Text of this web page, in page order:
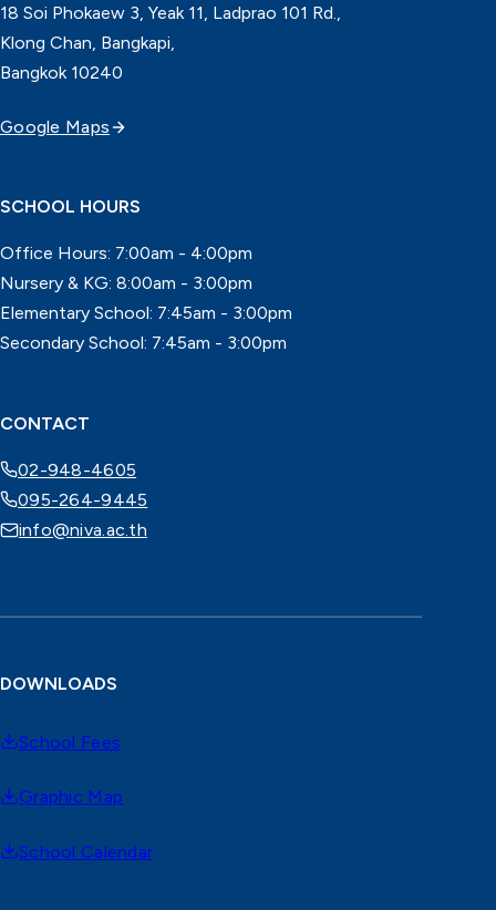
18 Soi Phokaew 3, Yeak 11, Ladprao 101 Rd.,
Klong Chan, Bangkapi,
Bangkok 10240
Google Maps
SCHOOL HOURS
Office Hours: 7:00am - 4:00pm
Nursery & KG: 8:00am - 3:00pm
Elementary School: 7:45am - 3:00pm
Secondary School: 7:45am - 3:00pm
CONTACT
02-948-4605
095-264-9445
info@niva.ac.th
DOWNLOADS
School Fees
Graphic Map
School Calendar